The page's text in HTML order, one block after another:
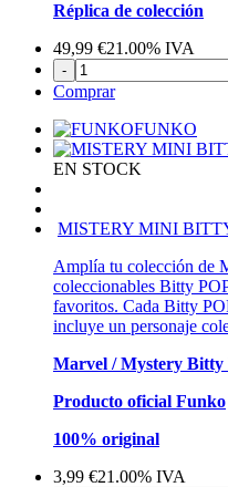
Réplica de colección
49,99 €21.00% IVA
-
Comprar
FUNKO
EN STOCK
MISTERY MINI
Amplía tu colección de
coleccionables Bitty
favoritos. Cada Bitty
incluye un personaje
Marvel / Mystery Bitty
Producto oficial Funko
100% original
3,99 €21.00% IVA